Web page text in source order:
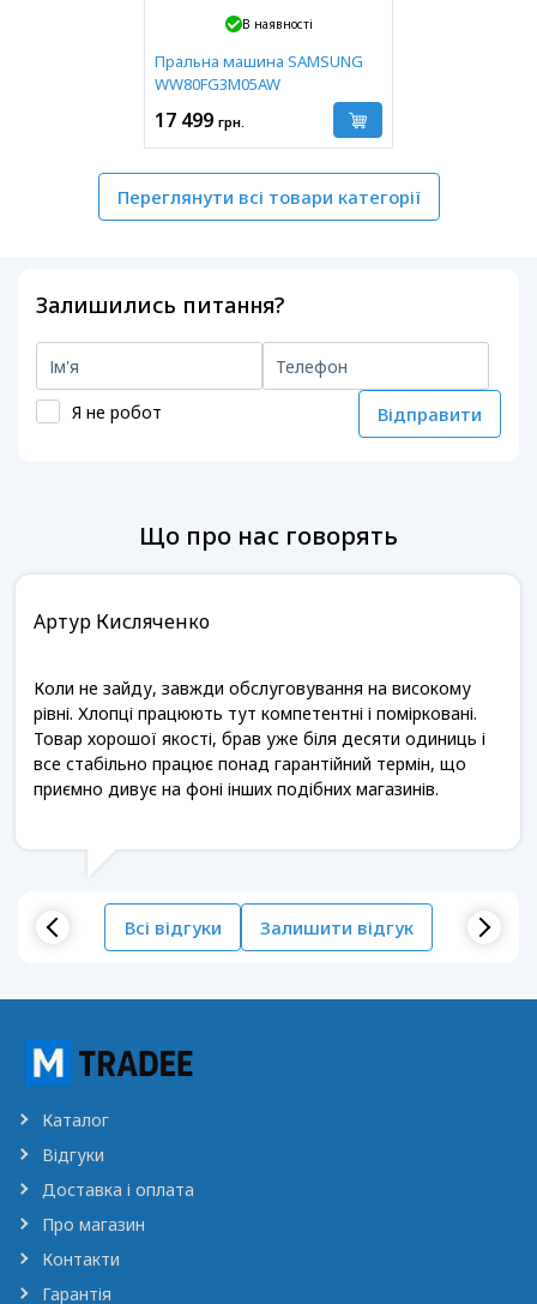
В наявності
Пральна машина SAMSUNG
WW80FG3M05AW
17 499 грн.
Переглянути всі товари категорії
Залишились питання?
Я не робот Відправити
Що про нас говорять
Артур Кисляченко
Коли не зайду, завжди обслуговування на високому
рівні. Хлопці працюють тут компетентні і помірковані.
Товар хорошої якості, брав уже біля десяти одиниць і
все стабільно працює понад гарантійний термін, що
приємно дивує на фоні інших подібних магазинів.
Всі відгуки Залишити відгук
Каталог
Відгуки
Доставка і оплата
Про магазин
Контакти
Гарантія